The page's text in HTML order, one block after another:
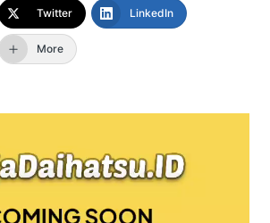
Twitter LinkedIn
More